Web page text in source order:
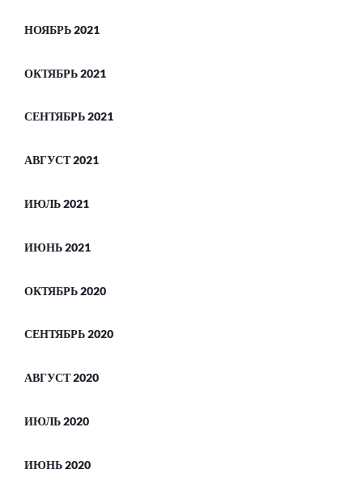
НОЯБРЬ 2021
ОКТЯБРЬ 2021
СЕНТЯБРЬ 2021
АВГУСТ 2021
ИЮЛЬ 2021
ИЮНЬ 2021
ОКТЯБРЬ 2020
СЕНТЯБРЬ 2020
АВГУСТ 2020
ИЮЛЬ 2020
ИЮНЬ 2020